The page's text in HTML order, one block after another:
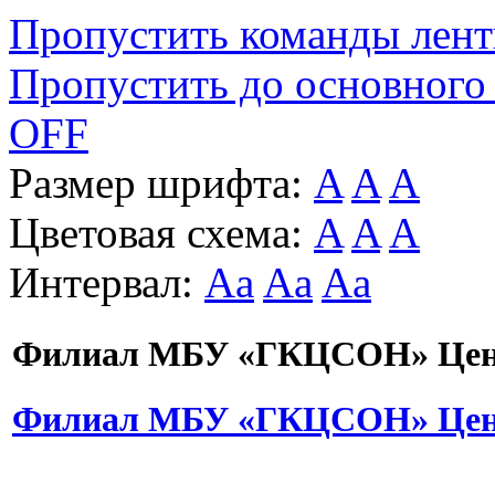
Пропустить команды
Пропустить до основного
OFF
Размер шрифта: A A A
Цветовая схема: A A A
Интервал: Aa Aa Aa
Филиал МБУ «ГКЦСОН»
Филиал МБУ «ГКЦСОН»